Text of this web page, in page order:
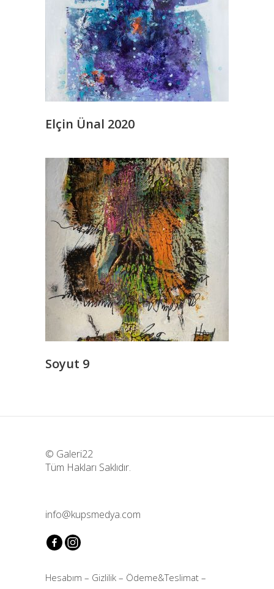
Lütfen İletişime Geçin
Elçin Ünal 2020
READ MORE
Soyut 9
© Galeri22
Tüm Hakları Saklıdır.
info@kupsmedya.com
Hesabım – Gizlilik – Ödeme&Teslimat –